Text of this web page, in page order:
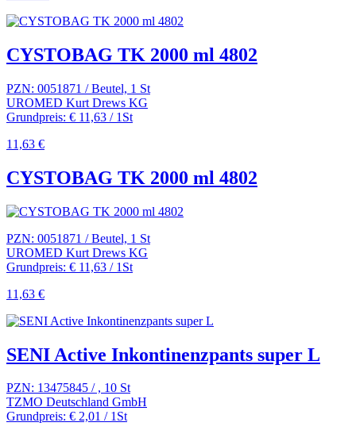
CYSTOBAG TK 2000 ml 4802
PZN: 0051871 / Beutel, 1 St
UROMED Kurt Drews KG
Grundpreis: € 11,63 / 1St
11,63 €
CYSTOBAG TK 2000 ml 4802
PZN: 0051871 / Beutel, 1 St
UROMED Kurt Drews KG
Grundpreis: € 11,63 / 1St
11,63 €
SENI Active Inkontinenzpants super L
PZN: 13475845 / , 10 St
TZMO Deutschland GmbH
Grundpreis: € 2,01 / 1St